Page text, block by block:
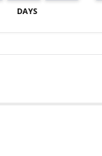
DAYS